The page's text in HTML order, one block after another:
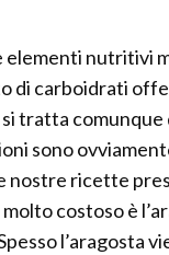
elementi nutritivi
di carboidrati
tratta
sono
nostre ricette
costoso è
l’aragosta